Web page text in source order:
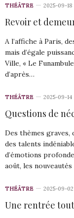
THÉÂTRE 2025-09-18
Revoir et
A l’affiche à Paris,
mais d’égale
Ville, « Le
d’après…
THÉÂTRE 2025-09-14
Questions de
Des thèmes graves,
des talents
d’émotions
août, les
THÉÂTRE 2025-09-02
Une rentrée